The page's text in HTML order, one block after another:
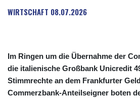
WIRTSCHAFT 08.07.2026
Im Ringen um die Übernahme der
die italienische Großbank Unicredit
Stimmrechte an dem Frankfurter
Commerzbank-Anteilseigner boten